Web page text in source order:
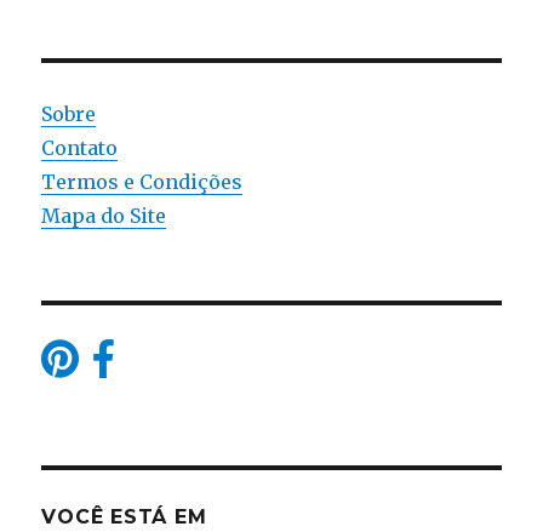
Sobre
Contato
Termos e Condições
Mapa do Site
VOCÊ ESTÁ EM